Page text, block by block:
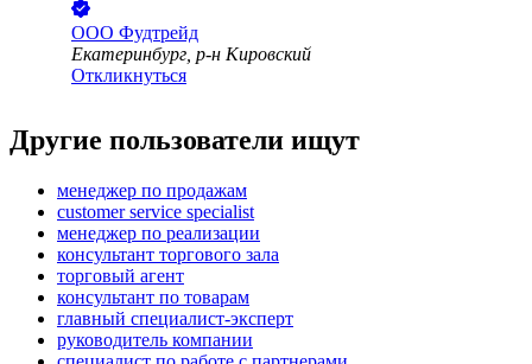
ООО Фудтрейд
Екатеринбург, р-н Кировский
Откликнуться
Другие пользователи ищут
менеджер по продажам
customer service specialist
менеджер по реализации
консультант торгового зала
торговый агент
консультант по товарам
главный специалист-эксперт
руководитель компании